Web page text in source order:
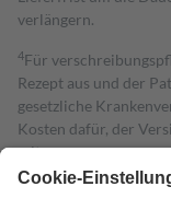
verlängern.
4Für
Rezept aus und der
gesetzliche
Kosten dafür, der
mit.
Grundsätzlich leisten